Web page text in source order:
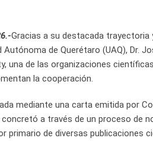
Gracias a su destacada
Autónoma de Querétaro (UAQ), Dr.
una de las organizaciones
la cooperación.
mediante una carta emitida por
a través de un proceso de
primario de diversas publicaciones